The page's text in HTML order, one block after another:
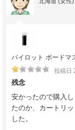
パイロット ボードマ
投稿日
残念
安かったので購入
たのか、カートリ
した。